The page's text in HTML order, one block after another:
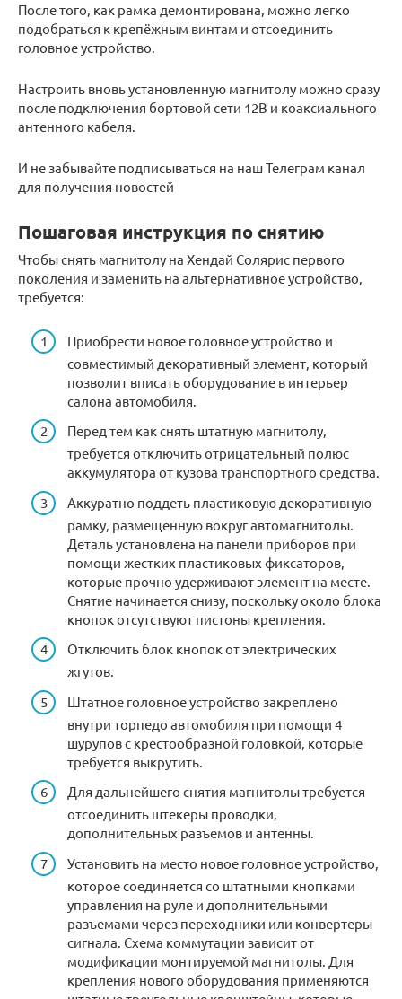
После того, как рамка демонтирована, можно легко
подобраться к крепёжным винтам и отсоединить
головное устройство.
Настроить вновь установленную магнитолу можно сразу
после подключения бортовой сети 12В и коаксиального
антенного кабеля.
И не забывайте подписываться на наш Телеграм канал
для получения новостей
Пошаговая инструкция по снятию
Чтобы снять магнитолу на Хендай Солярис первого
поколения и заменить на альтернативное устройство,
требуется:
Приобрести новое головное устройство и
совместимый декоративный элемент, который
позволит вписать оборудование в интерьер
салона автомобиля.
Перед тем как снять штатную магнитолу,
требуется отключить отрицательный полюс
аккумулятора от кузова транспортного средства.
Аккуратно поддеть пластиковую декоративную
рамку, размещенную вокруг автомагнитолы.
Деталь установлена на панели приборов при
помощи жестких пластиковых фиксаторов,
которые прочно удерживают элемент на месте.
Снятие начинается снизу, поскольку около блока
кнопок отсутствуют пистоны крепления.
Отключить блок кнопок от электрических
жгутов.
Штатное головное устройство закреплено
внутри торпедо автомобиля при помощи 4
шурупов с крестообразной головкой, которые
требуется выкрутить.
Для дальнейшего снятия магнитолы требуется
отсоединить штекеры проводки,
дополнительных разъемов и антенны.
Установить на место новое головное устройство,
которое соединяется со штатными кнопками
управления на руле и дополнительными
разъемами через переходники или конвертеры
сигнала. Схема коммутации зависит от
модификации монтируемой магнитолы. Для
крепления нового оборудования применяются